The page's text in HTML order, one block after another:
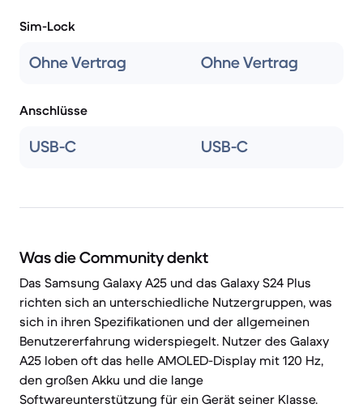
Sim-Lock
Ohne Vertrag Ohne Vertrag
Anschlüsse
USB-C USB-C
Was die Community denkt
Das Samsung Galaxy A25 und das Galaxy S24 Plus
richten sich an unterschiedliche Nutzergruppen, was
sich in ihren Spezifikationen und der allgemeinen
Benutzererfahrung widerspiegelt. Nutzer des Galaxy
A25 loben oft das helle AMOLED-Display mit 120 Hz,
den großen Akku und die lange
Softwareunterstützung für ein Gerät seiner Klasse.